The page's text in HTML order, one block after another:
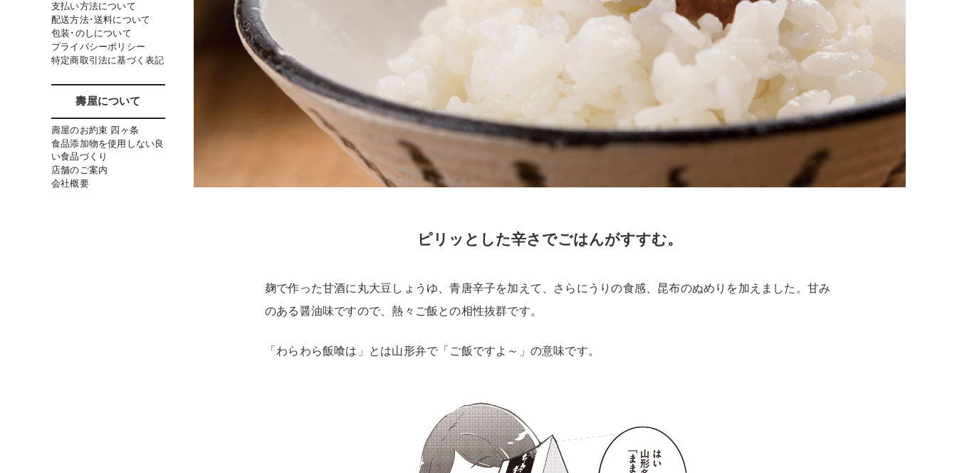
ピリッとした辛さでごはんがすすむ。
麹で作った甘酒に丸大豆しょうゆ、青唐辛子を加えて、さらにうりの食感、昆布のぬめりを加えました。甘み
のある醤油味ですので、熱々ご飯との相性抜群です。
「わらわら飯喰は」とは山形弁で「ご飯ですよ～」の意味です。
支払い方法について
配送方法･送料について
包装･のしについて
プライバシーポリシー
特定商取引法に基づく表記
壽屋について
壽屋のお約束 四ヶ条
食品添加物を使用しない良
い食品づくり
店舗のご案内
会社概要